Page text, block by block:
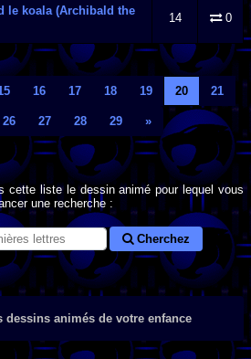
le koala (Archibald the
14 0
16 17 18 19 20 21
26 27 28 29 »
cette liste le dessin animé pour lequel vous
une recherche :
Cherchez
dessins animés de votre enfance